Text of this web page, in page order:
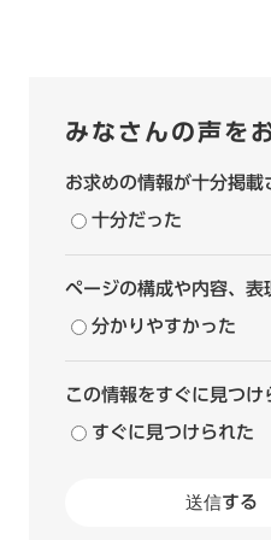
みなさんの声を
お求めの情報が十分掲載
十分だった
ページの構成や内容、表
分かりやすかった
この情報をすぐに見つけ
すぐに見つけられた